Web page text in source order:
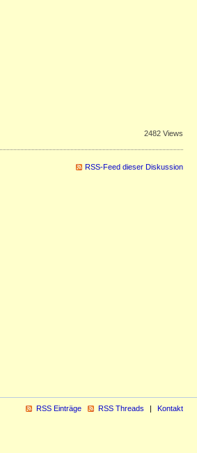
2482 Views
RSS-Feed dieser Diskussion
RSS Einträge RSS Threads Kontakt